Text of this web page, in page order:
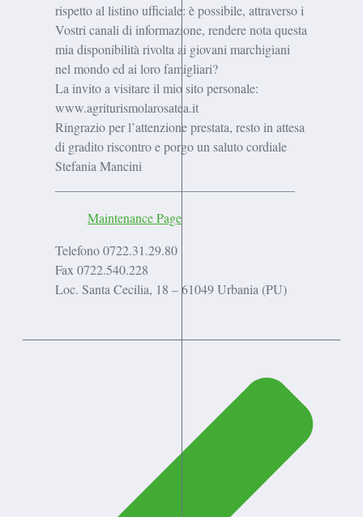
rispetto al listino ufficiale: è possibile, attraverso i
Vostri canali di informazione, rendere nota questa
mia disponibilità rivolta ai giovani marchigiani
nel mondo ed ai loro famigliari?
La invito a visitare il mio sito personale:
www.agriturismolarosatea.it
Ringrazio per l’attenzione prestata, resto in attesa
di gradito riscontro e porgo un saluto cordiale
Stefania Mancini
Maintenance Page
Telefono 0722.31.29.80
Fax 0722.540.228
Loc. Santa Cecilia, 18 – 61049 Urbania (PU)